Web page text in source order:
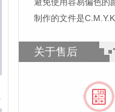
制作的文件是
关于售后